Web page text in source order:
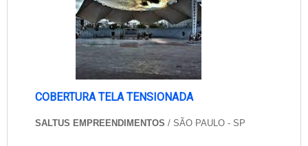
COBERTURA TELA TENSIONADA
SALTUS EMPREENDIMENTOS / SÃO PAULO - SP